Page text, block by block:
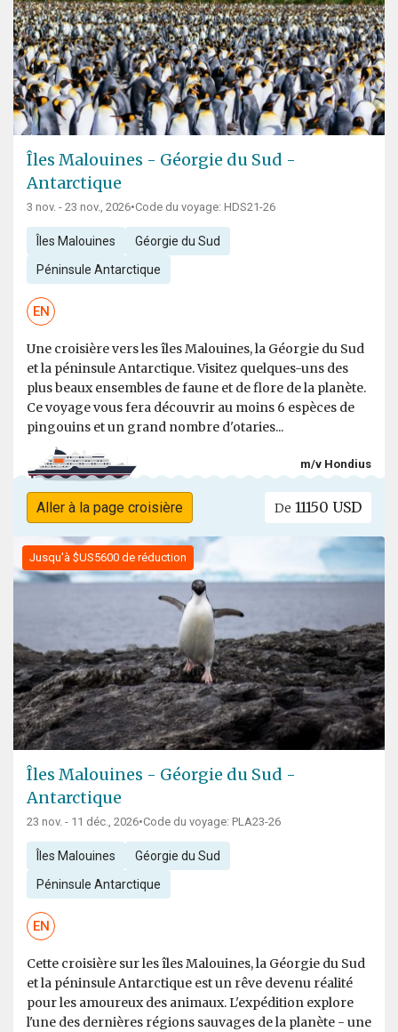
Îles Malouines - Géorgie du Sud -
Antarctique
3 nov. - 23 nov., 2026•Code du voyage: HDS21-26
Îles Malouines Géorgie du Sud
Péninsule Antarctique
EN
Une croisière vers les îles Malouines, la Géorgie du Sud
et la péninsule Antarctique. Visitez quelques-uns des
plus beaux ensembles de faune et de flore de la planète.
Ce voyage vous fera découvrir au moins 6 espèces de
pingouins et un grand nombre d'otaries...
m/v Hondius
Aller à la page croisière De 11150 USD
Jusqu'à $US5600 de réduction
Îles Malouines - Géorgie du Sud -
Antarctique
23 nov. - 11 déc., 2026•Code du voyage: PLA23-26
Îles Malouines Géorgie du Sud
Péninsule Antarctique
EN
Cette croisière sur les îles Malouines, la Géorgie du Sud
et la péninsule Antarctique est un rêve devenu réalité
pour les amoureux des animaux. L'expédition explore
l'une des dernières régions sauvages de la planète - une